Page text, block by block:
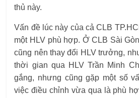
thủ này.
Vấn đề lúc này của cả CLB
một HLV phù hợp. Ở CLB Sài
cũng nên thay đổi HLV trưởng,
thời gian qua HLV Trần Minh
gắng, nhưng cũng gặp một số
việc điều chỉnh vừa qua là phù